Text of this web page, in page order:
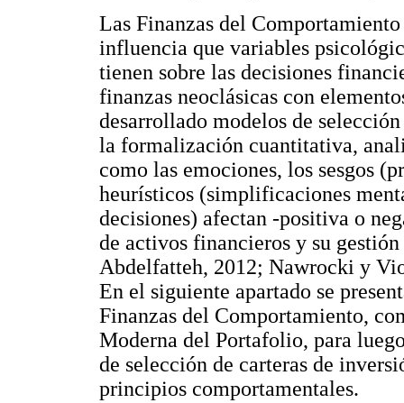
Las Finanzas del
influencia que variables
tienen sobre las decisiones
finanzas neoclásicas con
desarrollado modelos de
la formalización cuantitativa,
como las emociones, los sesgos
heurísticos (simplificaciones
decisiones) afectan -positiva o
de activos financieros y su
Abdelfatteh, 2012; Nawrocki y
En el siguiente apartado se
Finanzas del Comportamiento,
Moderna del Portafolio, para
de selección de carteras de
principios comportamentales.